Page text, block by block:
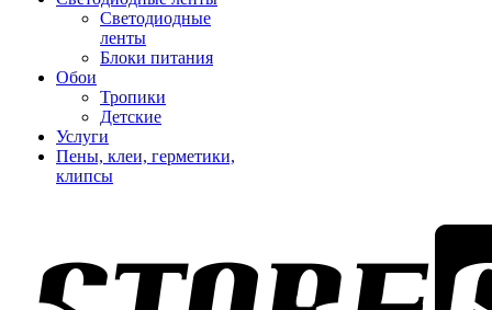
Светодиодные
ленты
Блоки питания
Обои
Тропики
Детские
Услуги
Пены, клеи, герметики,
клипсы